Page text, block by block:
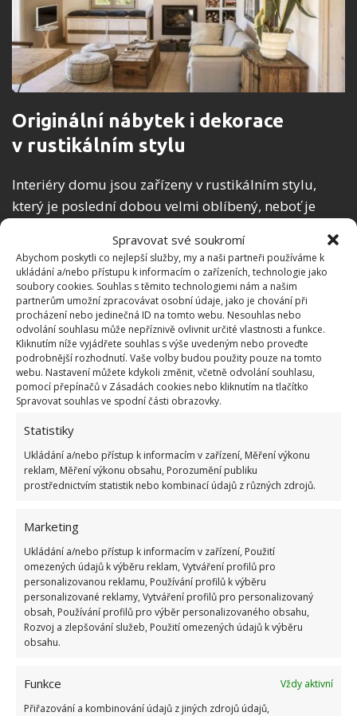
Spravovat své soukromí
Abychom poskytli co nejlepší služby, my a naši partneři používáme k
ukládání a/nebo přístupu k informacím o zařízeních, technologie jako
soubory cookies. Souhlas s těmito technologiemi nám a našim
partnerům umožní zpracovávat osobní údaje, jako je chování při
procházení nebo jedinečná ID na tomto webu. Nesouhlas nebo
odvolání souhlasu může nepříznivě ovlivnit určité vlastnosti a funkce.
Kliknutím níže vyjádřete souhlas s výše uvedeným nebo proveďte
podrobnější rozhodnutí. Vaše volby budou použity pouze na tomto
webu. Nastavení můžete kdykoli změnit, včetně odvolání souhlasu,
pomocí přepínačů v Zásadách cookies nebo kliknutím na tlačítko
Spravovat souhlas ve spodní části obrazovky.
Statistiky
Ukládání a/nebo přístup k informacím v zařízení, Měření výkonu
reklam, Měření výkonu obsahu, Porozumění publiku
prostřednictvím statistik nebo kombinací údajů z různých zdrojů.
Marketing
Ukládání a/nebo přístup k informacím v zařízení, Použití
omezených údajů k výběru reklam, Vytváření profilů pro
personalizovanou reklamu, Používání profilů k výběru
personalizované reklamy, Vytváření profilů pro personalizovaný
obsah, Používání profilů pro výběr personalizovaného obsahu,
Rozvoj a zlepšování služeb, Použití omezených údajů k výběru
obsahu.
Funkce
Vždy aktivní
Přiřazování a kombinování údajů z jiných zdrojů údajů,
Originální nábytek i dekorace
v rustikálním stylu
Interiéry domu jsou zařízeny v rustikálním stylu,
který je poslední dobou velmi oblíbený, neboť je
svými materiály, především dřevem a kamenem, nás
navrací zpátky do starých časů. Zároveň ale
rustikální styl může působit i současně a elegantně,
což můžete vidět na fotografiích jednotlivých
místností. V jednopatrovém domě se nachází kuchyň
s jídelnou, obývací pokoj, dvě ložnice, pracovna a
koupelna.
dřevo, ze kterého je vyroben nejen veškerý nábytek,